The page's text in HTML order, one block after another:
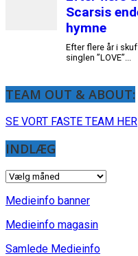
TEAM OUT & ABOUT:
SE VORT FASTE TEAM HER
INDLÆG
INDLÆG
Medieinfo banner
Medieinfo magasin
Samlede Medieinfo